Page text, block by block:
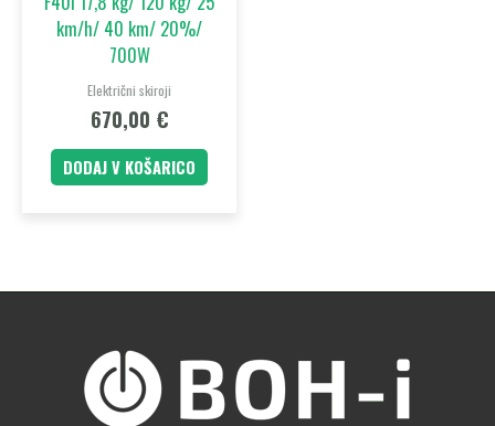
km/h/ 40 km/ 20%/
700W
Električni skiroji
670,00 €
DODAJ V KOŠARICO